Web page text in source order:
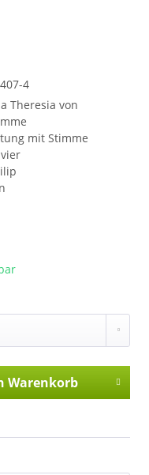
4
Theresia von
mit Stimme
Warenkorb